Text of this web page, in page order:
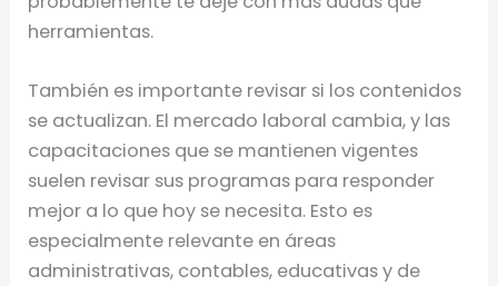
herramientas.
También es importante revisar si los contenidos
se actualizan. El mercado laboral cambia, y las
capacitaciones que se mantienen vigentes
suelen revisar sus programas para responder
mejor a lo que hoy se necesita. Esto es
especialmente relevante en áreas
administrativas, contables, educativas y de